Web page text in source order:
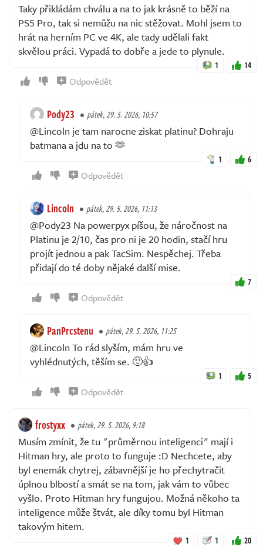
Taky přikládám chválu a na to jak krásně to běží na
PS5 Pro, tak si nemůžu na nic stěžovat. Mohl jsem to
hrát na herním PC ve 4K, ale tady udělali fakt
skvělou práci. Vypadá to dobře a jede to plynule.
1 14
Odpovědět
Pody23 pátek, 29. 5. 2026, 10:57
@Lincoln je tam narocne ziskat platinu? Dohraju
batmana a jdu na to 🫶
1 6
Odpovědět
Lincoln pátek, 29. 5. 2026, 11:13
@Pody23 Na powerpyx píšou, že náročnost na
Platinu je 2/10, čas pro ni je 20 hodin, stačí hru
projít jednou a pak TacSim. Nespěchej. Třeba
přidají do té doby nějaké další mise.
7
Odpovědět
PanPrcstenu pátek, 29. 5. 2026, 11:25
@Lincoln To rád slyším, mám hru ve
vyhlédnutých, těším se. 🙂👍
1 5
Odpovědět
frostyxx pátek, 29. 5. 2026, 9:18
Musím zmínit, že tu "průměrnou inteligenci" mají i
Hitman hry, ale proto to funguje :D Nechcete, aby
byl enemák chytrej, zábavnější je ho přechytračit
úplnou blbostí a smát se na tom, jak vám to vůbec
vyšlo. Proto Hitman hry fungujou. Možná někoho ta
inteligence může štvát, ale díky tomu byl Hitman
takovým hitem.
1 1 20